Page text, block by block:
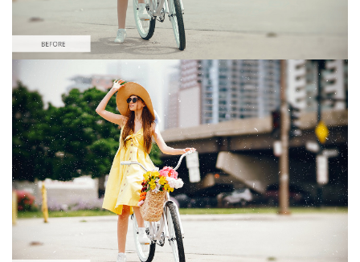
Prosím vyberte
Free Photoshop Overlay #8
Small 800*533px
Film Scratches
(30 Overlays)